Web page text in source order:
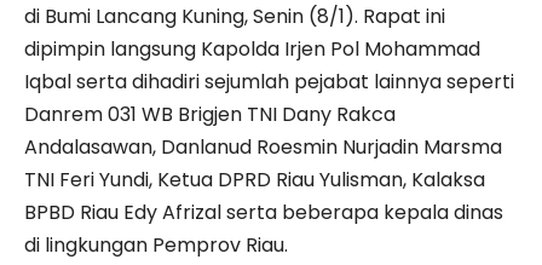
di Bumi Lancang Kuning, Senin (8/1). Rapat ini
dipimpin langsung Kapolda Irjen Pol Mohammad
Iqbal serta dihadiri sejumlah pejabat lainnya seperti
Danrem 031 WB Brigjen TNI Dany Rakca
Andalasawan, Danlanud Roesmin Nurjadin Marsma
TNI Feri Yundi, Ketua DPRD Riau Yulisman, Kalaksa
BPBD Riau Edy Afrizal serta beberapa kepala dinas
di lingkungan Pemprov Riau.